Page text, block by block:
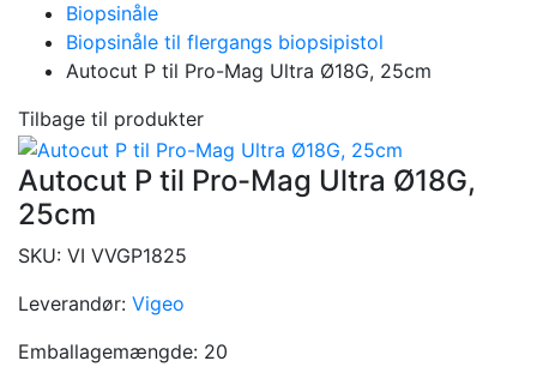
Biopsinåle
Biopsinåle til flergangs biopsipistol
Autocut P til Pro-Mag Ultra Ø18G, 25cm
Tilbage til produkter
Autocut P til Pro-Mag Ultra Ø18G,
25cm
SKU: VI VVGP1825
Leverandør: Vigeo
Emballagemængde: 20